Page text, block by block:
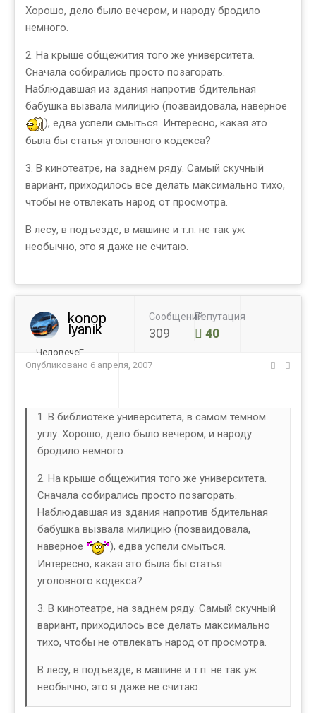
Хорошо, дело было вечером, и народу бродило
немного.
2. На крыше общежития того же университета.
Сначала собирались просто позагорать.
Наблюдавшая из здания напротив бдительная
бабушка вызвала милицию (позваидовала, наверное
), едва успели смыться. Интересно, какая это
была бы статья уголовного кодекса?
3. В кинотеатре, на заднем ряду. Самый скучный
вариант, приходилось все делать максимально тихо,
чтобы не отвлекать народ от просмотра.
В лесу, в подъезде, в машине и т.п. не так уж
необычно, это я даже не считаю.
konop
lyanik
ЧеловечеГ
Сообщений
309
Репутация
40
Опубликовано 6 апреля, 2007
1. В библиотеке университета, в самом темном
углу. Хорошо, дело было вечером, и народу
бродило немного.
2. На крыше общежития того же университета.
Сначала собирались просто позагорать.
Наблюдавшая из здания напротив бдительная
бабушка вызвала милицию (позваидовала,
наверное
), едва успели смыться.
Интересно, какая это была бы статья
уголовного кодекса?
3. В кинотеатре, на заднем ряду. Самый скучный
вариант, приходилось все делать максимально
тихо, чтобы не отвлекать народ от просмотра.
В лесу, в подъезде, в машине и т.п. не так уж
необычно, это я даже не считаю.